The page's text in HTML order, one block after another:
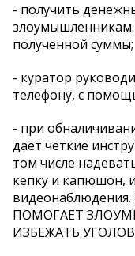
- получить
полученной суммы;
- куратор
телефону, с
- при
дает четкие
том числе
кепку и капюшон,
ПОМОГАЕТ
ИЗБЕЖАТЬ